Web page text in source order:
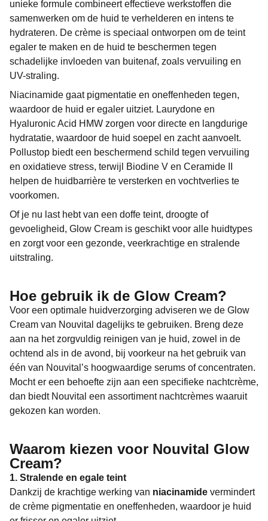
unieke formule combineert effectieve werkstoffen die
samenwerken om de huid te verhelderen en intens te
hydrateren. De crème is speciaal ontworpen om de teint
egaler te maken en de huid te beschermen tegen
schadelijke invloeden van buitenaf, zoals vervuiling en
UV-straling.
Niacinamide gaat pigmentatie en oneffenheden tegen,
waardoor de huid er egaler uitziet. Laurydone en
Hyaluronic Acid HMW zorgen voor directe en langdurige
hydratatie, waardoor de huid soepel en zacht aanvoelt.
Pollustop biedt een beschermend schild tegen vervuiling
en oxidatieve stress, terwijl Biodine V en Ceramide II
helpen de huidbarrière te versterken en vochtverlies te
voorkomen.
Of je nu last hebt van een doffe teint, droogte of
gevoeligheid, Glow Cream is geschikt voor alle huidtypes
en zorgt voor een gezonde, veerkrachtige en stralende
uitstraling.
Hoe gebruik ik de Glow Cream?
Voor een optimale huidverzorging adviseren we de Glow
Cream van Nouvital dagelijks te gebruiken. Breng deze
aan na het zorgvuldig reinigen van je huid, zowel in de
ochtend als in de avond, bij voorkeur na het gebruik van
één van Nouvital’s hoogwaardige serums of concentraten.
Mocht er een behoefte zijn aan een specifieke nachtcrème,
dan biedt Nouvital een assortiment nachtcrèmes waaruit
gekozen kan worden.
Waarom kiezen voor Nouvital Glow
Cream?
1. Stralende en egale teint
Dankzij de krachtige werking van niacinamide vermindert
de crème pigmentatie en oneffenheden, waardoor je huid